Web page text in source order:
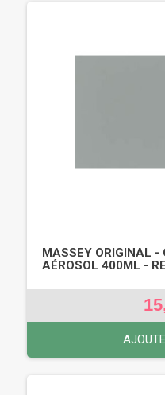
MASSEY ORIGINAL -
AÉROSOL 400ML -